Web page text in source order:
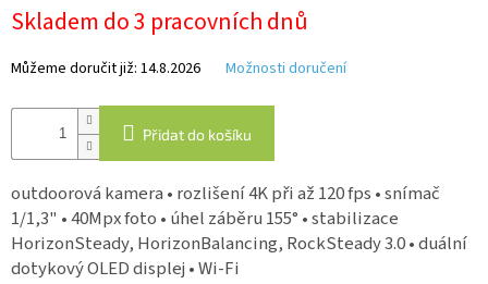
kamery
Skladem do 3 pracovních dnů
Můžeme doručit již: 14.8.2026 Možnosti doručení
Přidat do košíku
outdoorová kamera • rozlišení 4K při až 120 fps • snímač
1/1,3" • 40Mpx foto • úhel záběru 155° • stabilizace
HorizonSteady, HorizonBalancing, RockSteady 3.0 • duální
dotykový OLED displej • Wi-Fi